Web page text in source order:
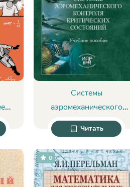
Системы
аэромеханического
контроля критических
состояний - Владимир
Живетин
Читать
0